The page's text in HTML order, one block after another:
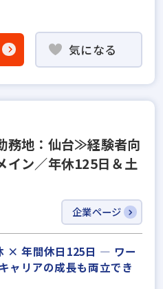
気になる
務地：仙台≫経験者向
イン／年休125日＆土
企業ページ
× 年間休日125日 ― ワー
ャリアの成長も両立でき